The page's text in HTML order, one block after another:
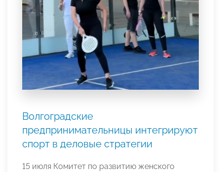
Волгоградские
предпринимательницы интегрируют
спорт в деловые стратегии
15 июля Комитет по развитию женского